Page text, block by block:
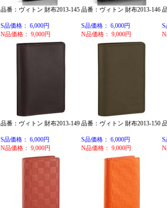
品番：ヴィトン 財布2013-145
S品価格： 6,000円
N品価格： 9,000円
品番：ヴィトン 財布2013-146
S品価格： 6,000円
N品価格： 9,000円
S
品番：ヴィトン 財布2013-149
S品価格： 6,000円
N品価格： 9,000円
品番：ヴィトン 財布2013-150
S品価格： 6,000円
N品価格： 9,000円
S